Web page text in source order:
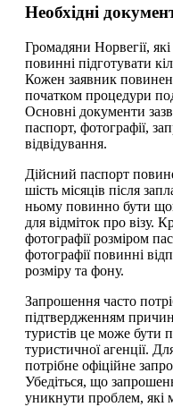
Необхідні
Громадяни Норвегії,
повинні підготувати
Кожен заявник повинен
початком процедури
Основні документи
паспорт, фотографії,
відвідування.
Дійсний паспорт
шість місяців після
ньому повинно бути
для відміток про візу.
фотографії розміром
фотографії повинні
розміру та фону.
Запрошення часто
підтвердженням
туристів це може бути
туристичної агенції.
потрібне офіційне
Убедіться, що
уникнути проблем, які